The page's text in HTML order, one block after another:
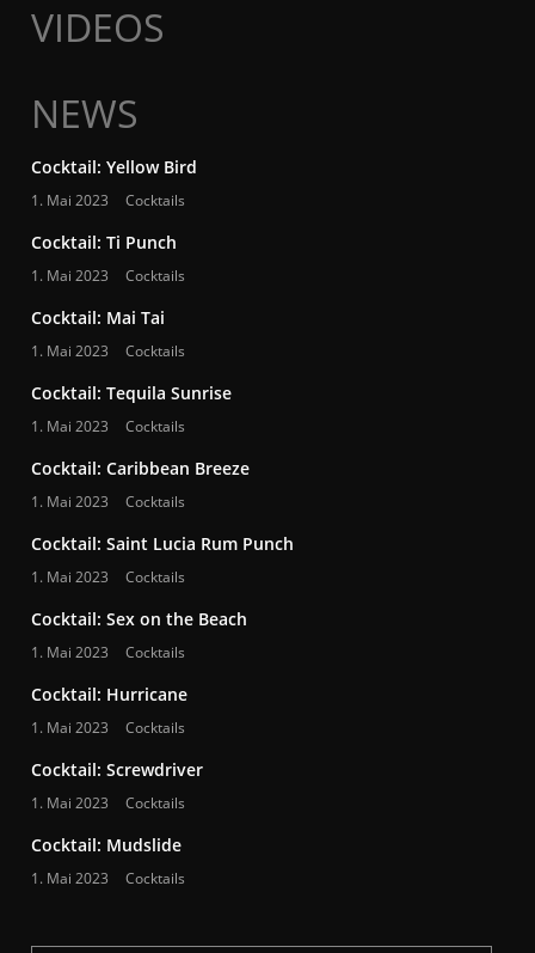
VIDEOS
NEWS
Cocktail: Yellow Bird
1. Mai 2023 Cocktails
Cocktail: Ti Punch
1. Mai 2023 Cocktails
Cocktail: Mai Tai
1. Mai 2023 Cocktails
Cocktail: Tequila Sunrise
1. Mai 2023 Cocktails
Cocktail: Caribbean Breeze
1. Mai 2023 Cocktails
Cocktail: Saint Lucia Rum Punch
1. Mai 2023 Cocktails
Cocktail: Sex on the Beach
1. Mai 2023 Cocktails
Cocktail: Hurricane
1. Mai 2023 Cocktails
Cocktail: Screwdriver
1. Mai 2023 Cocktails
Cocktail: Mudslide
1. Mai 2023 Cocktails